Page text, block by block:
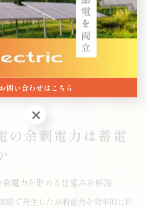
は、蓄電池が家庭のバックアップ電
照明など最低限の生活インフラを維
にも、ピーク時の電力消費を抑え、
環境への配慮が実現します。家族構
につながります。
の余剰電力は蓄電
電力を貯める仕組みを解説
庭で発生した余剰電力を効率的に貯
お問い合わせはこちら
お問い合わせはこちら